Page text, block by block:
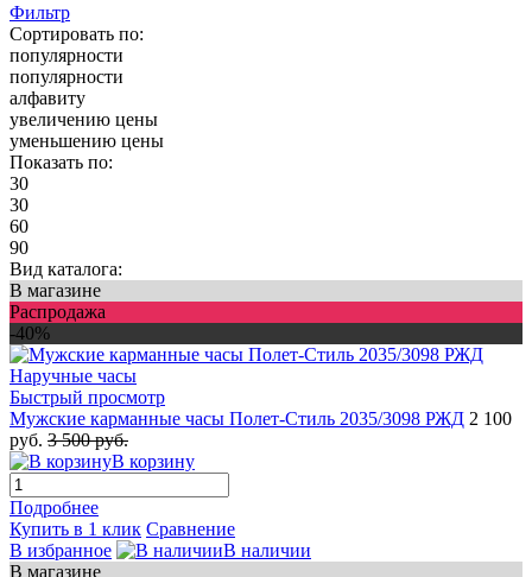
Фильтр
Сортировать по:
популярности
популярности
алфавиту
увеличению цены
уменьшению цены
Показать по:
30
30
60
90
Вид каталога:
В магазине
Распродажа
-40%
Быстрый просмотр
Мужские карманные часы Полет-Стиль 2035/3098 РЖД 2 100
руб. 3 500 руб.
В корзину
Подробнее
Купить в 1 клик Сравнение
В избранное
В наличии
В магазине